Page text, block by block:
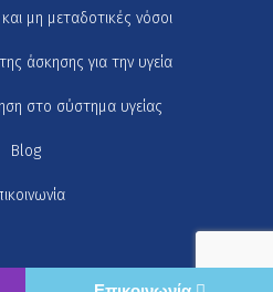
μη μεταδοτικές νόσοι
άσκησης για την υγεία
στο σύστημα υγείας
Blog